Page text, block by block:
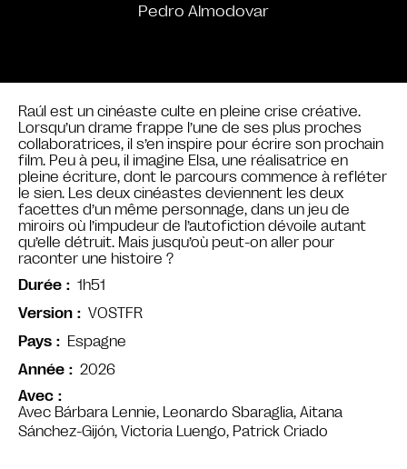
Pedro Almodovar
Avec
Avec Bárbara Lennie, Leonardo Sbaraglia, Aitana
Sánchez-Gijón, Victoria Luengo, Patrick Criado
Raúl est un cinéaste culte en pleine crise créative.
Lorsqu’un drame frappe l’une de ses plus proches
collaboratrices, il s’en inspire pour écrire son prochain
film. Peu à peu, il imagine Elsa, une réalisatrice en
pleine écriture, dont le parcours commence à refléter
le sien. Les deux cinéastes deviennent les deux
facettes d’un même personnage, dans un jeu de
miroirs où l’impudeur de l’autofiction dévoile autant
qu’elle détruit. Mais jusqu’où peut-on aller pour
raconter une histoire ?
Durée
1h51
Version
VOSTFR
Pays
Espagne
Année
2026